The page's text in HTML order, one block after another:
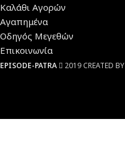
Καλάθι Αγορών
Αγαπημένα
Οδηγός Μεγεθών
Επικοινωνία
EPISODE-PATRA 2019 CREATED BY